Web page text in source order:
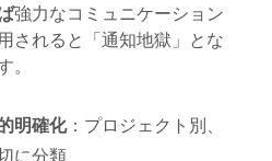
強力なコミュニケーション
されると「通知地獄」とな
。
明確化：プロジェクト別、
に分類